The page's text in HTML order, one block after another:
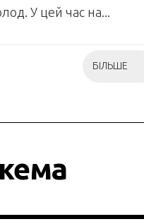
У цей час на...
БІЛЬШЕ